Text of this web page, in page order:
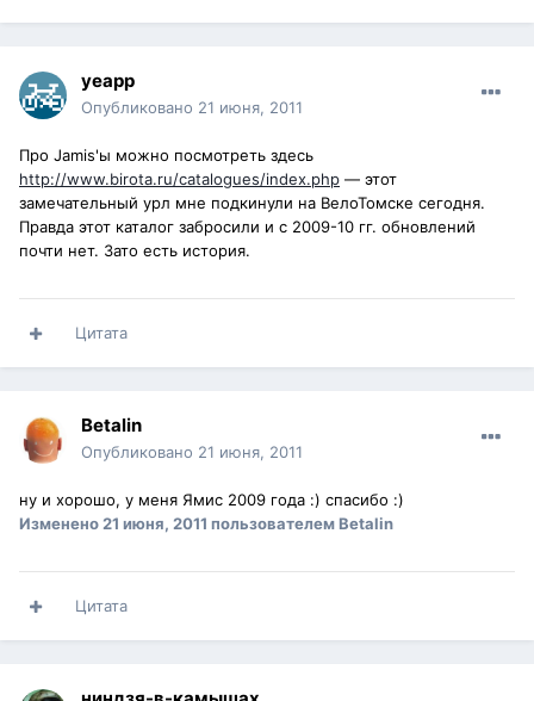
yeapp
Опубликовано 21 июня, 2011
Про Jamis'ы можно посмотреть здесь
http://www.birota.ru/catalogues/index.php — этот
замечательный урл мне подкинули на ВелоТомске сегодня.
Правда этот каталог забросили и с 2009-10 гг. обновлений
почти нет. Зато есть история.
Цитата
Betalin
Опубликовано 21 июня, 2011
ну и хорошо, у меня Ямис 2009 года :) спасибо :)
Изменено21 июня, 2011 пользователем Betalin
Цитата